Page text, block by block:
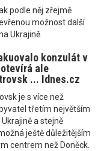
podle něj zřejmě
možnost další
Ukrajině.
konzulát v
ale
... Idnes.cz
je s více než
třetím největším
a stejně
ještě důležitějším
centrem než Doněck.